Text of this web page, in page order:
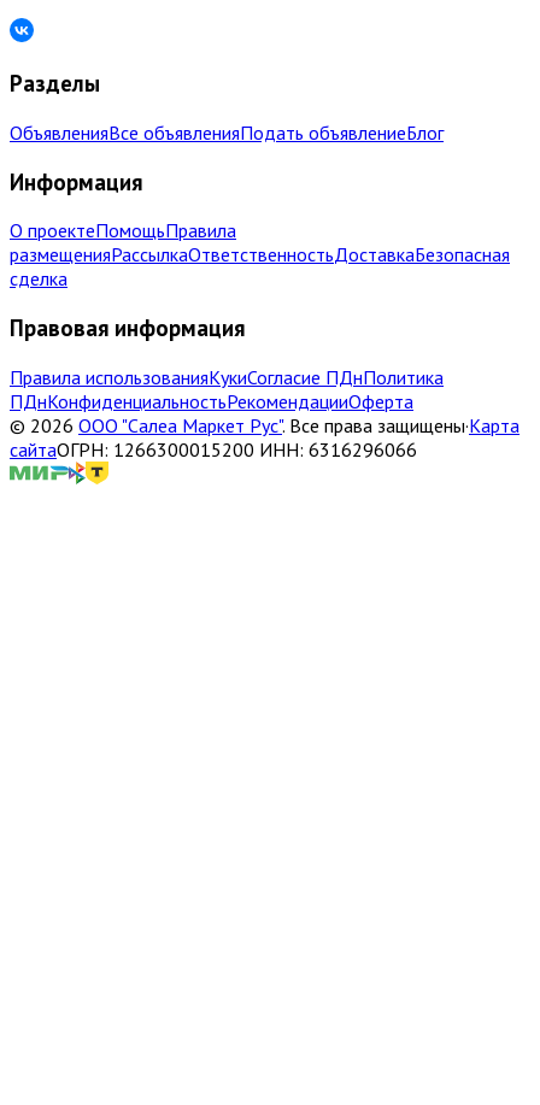
Разделы
ОбъявленияВсе объявленияПодать объявлениеБлог
Информация
О проектеПомощьПравила
размещенияРассылкаОтветственностьДоставкаБезопасная
сделка
Правовая информация
Правила использованияКукиСогласие ПДнПолитика
ПДнКонфиденциальностьРекомендацииОферта
© 2026 ООО "Салеа Маркет Рус". Все права защищены·Карта
сайтаОГРН: 1266300015200 ИНН: 6316296066